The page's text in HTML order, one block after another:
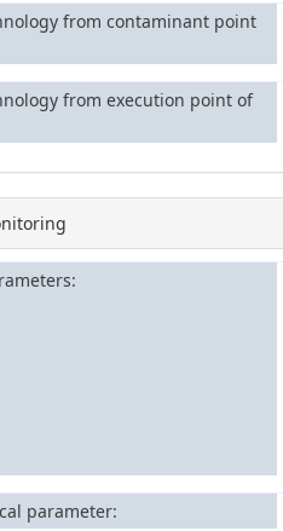
from contaminant point
from execution point of
parameter